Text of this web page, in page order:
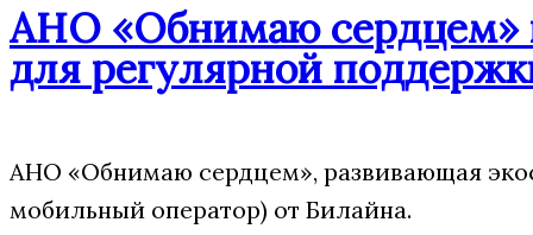
АНО «Обнимаю сердцем»
для регулярной
АНО «Обнимаю сердцем», развивающая
мобильный оператор) от Билайна.